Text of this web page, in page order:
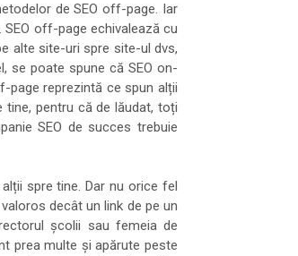
de SEO off-page. Iar
off-page echivalează cu
alte site-uri spre site-ul dvs,
se poate spune că SEO on-
page reprezintă ce spun alții
pentru că de lăudat, toți
SEO de succes trebuie
spre tine. Dar nu orice fel
decât un link de pe un
școlii sau femeia de
prea multe și apărute peste